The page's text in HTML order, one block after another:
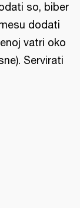
so, biber
dodati
vatri oko
Servirati